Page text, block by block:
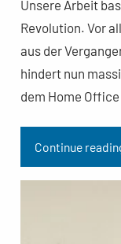
Unsere Arbeit
Revolution. Vor
aus der
hindert nun
dem Home
Continue